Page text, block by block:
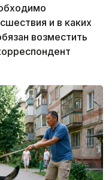
и в каких
возместить